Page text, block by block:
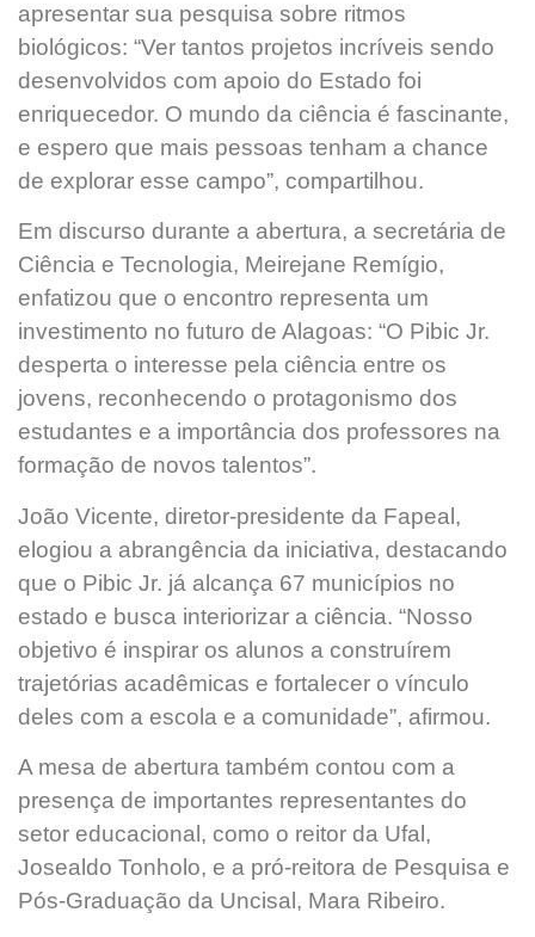
apresentar sua pesquisa sobre ritmos
biológicos: “Ver tantos projetos incríveis sendo
desenvolvidos com apoio do Estado foi
enriquecedor. O mundo da ciência é fascinante,
e espero que mais pessoas tenham a chance
de explorar esse campo”, compartilhou.
Em discurso durante a abertura, a secretária de
Ciência e Tecnologia, Meirejane Remígio,
enfatizou que o encontro representa um
investimento no futuro de Alagoas: “O Pibic Jr.
desperta o interesse pela ciência entre os
jovens, reconhecendo o protagonismo dos
estudantes e a importância dos professores na
formação de novos talentos”.
João Vicente, diretor-presidente da Fapeal,
elogiou a abrangência da iniciativa, destacando
que o Pibic Jr. já alcança 67 municípios no
estado e busca interiorizar a ciência. “Nosso
objetivo é inspirar os alunos a construírem
trajetórias acadêmicas e fortalecer o vínculo
deles com a escola e a comunidade”, afirmou.
A mesa de abertura também contou com a
presença de importantes representantes do
setor educacional, como o reitor da Ufal,
Josealdo Tonholo, e a pró-reitora de Pesquisa e
Pós-Graduação da Uncisal, Mara Ribeiro.